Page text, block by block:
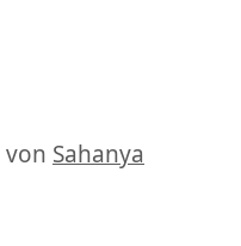
von Sahanya